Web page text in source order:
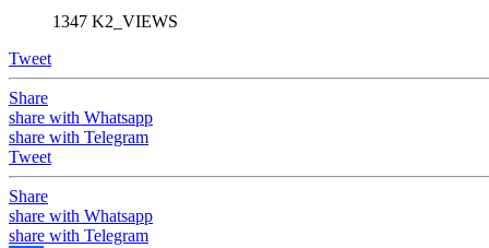
1347 K2_VIEWS
Tweet
Share
share with Whatsapp
share with Telegram
Tweet
Share
share with Whatsapp
share with Telegram